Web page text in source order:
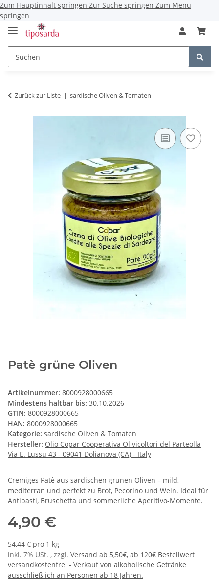
Zum Hauptinhalt springen Zur Suche springen Zum Menü
springen
Zurück zur Liste sardische Oliven & Tomaten
Patè grüne Oliven
Artikelnummer: 8000928000665
Mindestens haltbar bis: 30.10.2026
GTIN: 8000928000665
HAN: 8000928000665
Kategorie: sardische Oliven & Tomaten
Hersteller: Olio Copar Cooperativa Olivicoltori del Parteolla
Via E. Lussu 43 - 09041 Dolianova (CA) - Italy
Cremiges Patè aus sardischen grünen Oliven – mild,
mediterran und perfekt zu Brot, Pecorino und Wein. Ideal für
Antipasti, Bruschetta und sommerliche Aperitivo-Momente.
4,90 €
54,44 € pro 1 kg
inkl. 7% USt. , zzgl. Versand ab 5,50€, ab 120€ Bestellwert
versandkostenfrei - Verkauf von alkoholische Getränke
ausschließlich an Personen ab 18 Jahren.